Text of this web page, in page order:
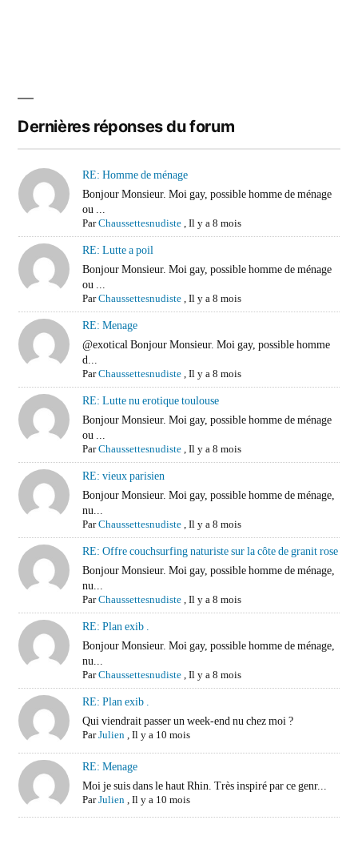
Dernières réponses du forum
RE: Homme de ménage
Bonjour Monsieur. Moi gay, possible homme de ménage
ou ...
ParChaussettesnudiste,Il y a 8 mois
RE: Lutte a poil
Bonjour Monsieur. Moi gay, possible homme de ménage
ou ...
ParChaussettesnudiste,Il y a 8 mois
RE: Menage
@exotical Bonjour Monsieur. Moi gay, possible homme
d...
ParChaussettesnudiste,Il y a 8 mois
RE: Lutte nu erotique toulouse
Bonjour Monsieur. Moi gay, possible homme de ménage
ou ...
ParChaussettesnudiste,Il y a 8 mois
RE: vieux parisien
Bonjour Monsieur. Moi gay, possible homme de ménage,
nu...
ParChaussettesnudiste,Il y a 8 mois
RE: Offre couchsurfing naturiste sur la côte de granit rose
Bonjour Monsieur. Moi gay, possible homme de ménage,
nu...
ParChaussettesnudiste,Il y a 8 mois
RE: Plan exib .
Bonjour Monsieur. Moi gay, possible homme de ménage,
nu...
ParChaussettesnudiste,Il y a 8 mois
RE: Plan exib .
Qui viendrait passer un week-end nu chez moi ?
ParJulien,Il y a 10 mois
RE: Menage
Moi je suis dans le haut Rhin. Très inspiré par ce genr...
ParJulien,Il y a 10 mois